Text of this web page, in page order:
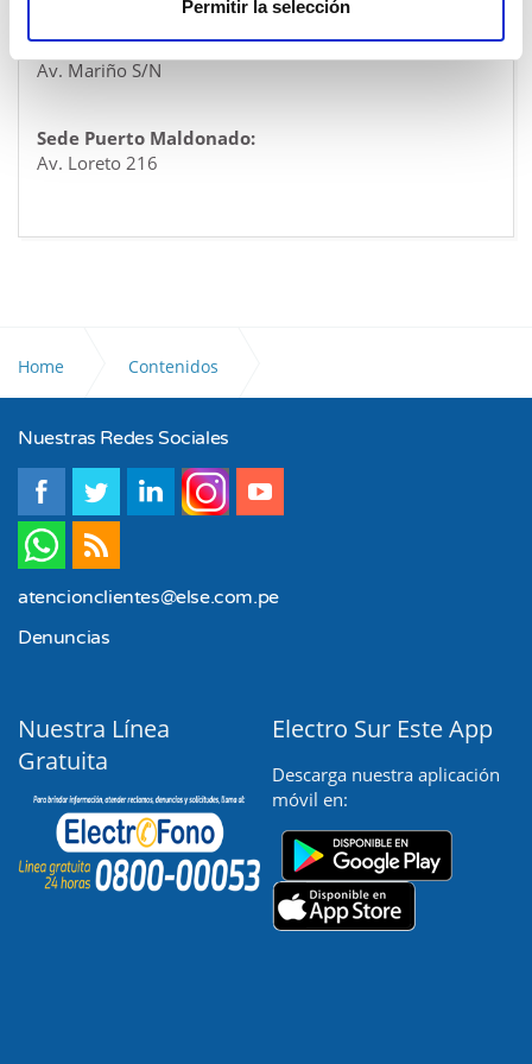
Permitir la selección
Sede Abancay:
Av. Mariño S/N
Sede Puerto Maldonado:
Av. Loreto 216
Home Contenidos
Compras Corporativas FONAFE
Nuestras Redes Sociales
atencionclientes@else.com.pe
Denuncias
Nuestra Línea
Gratuita
Electro Sur Este App
Descarga nuestra aplicación
móvil en: